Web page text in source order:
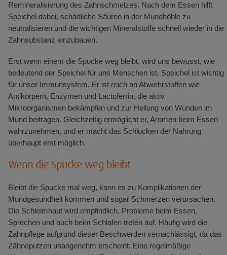
Remineralisierung des Zahnschmelzes. Nach dem Essen hilft
Speichel dabei, schädliche Säuren in der Mundhöhle zu
neutralisieren und die wichtigen Mineralstoffe schnell wieder in die
Zahnsubstanz einzubauen.
Erst wenn einem die Spucke weg bleibt, wird uns bewusst, wie
bedeutend der Speichel für uns Menschen ist. Speichel ist wichtig
für unser Immunsystem. Er ist reich an Abwehrstoffen wie
Antikörpern, Enzymen und Lactoferrin, die aktiv
Mikroorganismen bekämpfen und zur Heilung von Wunden im
Mund beitragen. Gleichzeitig ermöglicht er, Aromen beim Essen
wahrzunehmen, und er macht das Schlucken der Nahrung
überhaupt erst möglich.
Wenn die Spucke weg bleibt
Bleibt die Spucke mal weg, kann es zu Komplikationen der
Mundgesundheit kommen und sogar Schmerzen verursachen.
Die Schleimhaut wird empfindlich, Probleme beim Essen,
Sprechen und auch beim Schlafen treten auf. Häufig wird die
Zahnpflege aufgrund dieser Beschwerden vernachlässigt, da das
Zähneputzen unangenehm erscheint. Eine regelmäßige